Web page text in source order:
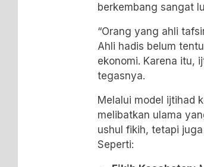
berkembang sangat
“Orang yang ahli
Ahli hadis belum
ekonomi. Karena itu,
tegasnya.
Melalui model ijtihad
melibatkan ulama
ushul fikih, tetapi
Seperti: